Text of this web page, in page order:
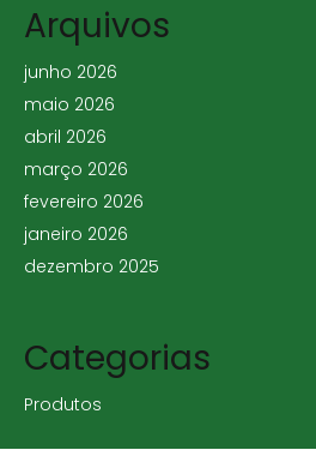
Arquivos
junho 2026
maio 2026
abril 2026
março 2026
fevereiro 2026
janeiro 2026
dezembro 2025
Categorias
Produtos